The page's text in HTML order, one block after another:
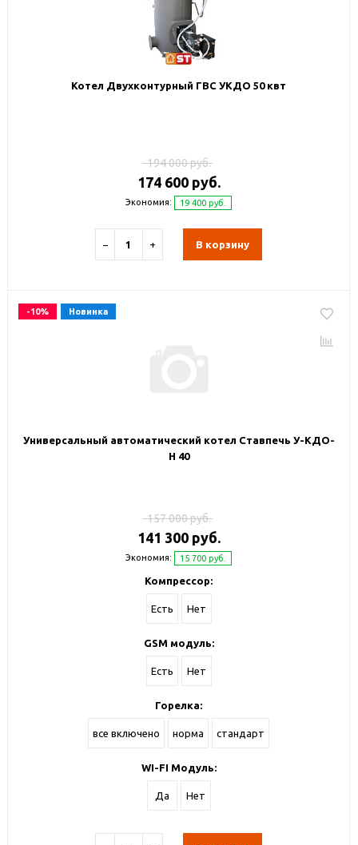
Котел Двухконтурный ГВС УКДО 50 квт
194 000 руб.
174 600 руб.
Экономия: 19 400 руб.
− + В корзину
-10% Новинка
Универсальный автоматический котел Ставпечь У-КДО-
Н 40
157 000 руб.
141 300 руб.
Экономия: 15 700 руб.
Компрессор:
Есть Нет
GSM модуль:
Есть Нет
Горелка:
все включено норма стандарт
WI-FI Модуль:
Да Нет